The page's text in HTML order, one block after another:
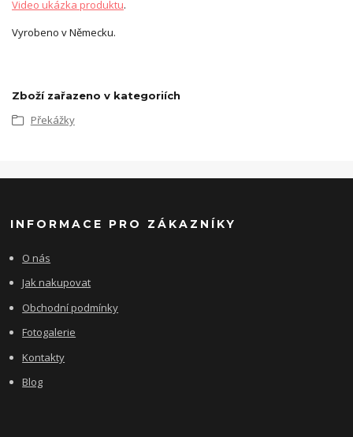
Video ukázka produktu.
Vyrobeno v Německu.
Zboží zařazeno v kategoriích
Překážky
INFORMACE PRO ZÁKAZNÍKY
O nás
Jak nakupovat
Obchodní podmínky
Fotogalerie
Kontakty
Blog